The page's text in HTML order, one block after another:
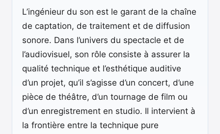
L’ingénieur du son est le garant de la chaîne
de captation, de traitement et de diffusion
sonore. Dans l’univers du spectacle et de
l’audiovisuel, son rôle consiste à assurer la
qualité technique et l’esthétique auditive
d’un projet, qu’il s’agisse d’un concert, d’une
pièce de théâtre, d’un tournage de film ou
d’un enregistrement en studio. Il intervient à
la frontière entre la technique pure